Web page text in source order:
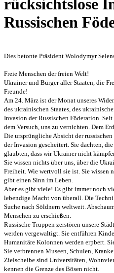
rücksichtslose
Russischen
Dies betonte Präsident Wolodymyr
Freie Menschen der freien Welt!
Ukrainer und Bürger aller Staaten, die
Freunde!
Am 24. März ist der Monat unseres
des ukrainischen Staates, des
Invasion der Russischen Föderation.
dem Versuch, uns zu vernichten. Dem
Die ursprüngliche Absicht der
der Invasion gescheitert. Sie dachten,
glaubten, dass wir Ukrainer nicht
Sie wissen nichts über uns, über die
Freiheit. Wie wertvoll sie ist. Sie wissen
gibt einen Sinn im Leben.
Aber es gibt viele! Es gibt immer noch
lebendige Macht von überall. Die
Suche nach Söldnern weltweit.
Menschen zu erschießen.
Russische Truppen zerstören unsere
werden vergewaltigt. Sie entführen
Humanitäre Kolonnen werden erpbert.
Sie verbrennen Museen, Schulen,
Zielscheibe sind Universitäten,
kennen die Grenze des Bösen nicht.